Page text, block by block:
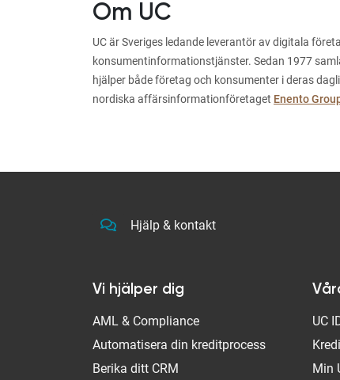
Om UC
UC är Sveriges ledande leverantör av digitala
konsumentinformationstjänster. Sedan 1977
hjälper både företag och konsumenter i deras
nordiska affärsinformationföretaget Enento
Hjälp & kontakt
Vi hjälper dig
AML & Compliance
Automatisera din kreditprocess
Berika ditt CRM
UC
Min